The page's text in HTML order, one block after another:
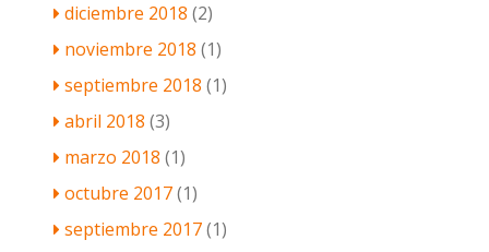
diciembre 2018 (2)
noviembre 2018 (1)
septiembre 2018 (1)
abril 2018 (3)
marzo 2018 (1)
octubre 2017(1)
septiembre 2017(1)